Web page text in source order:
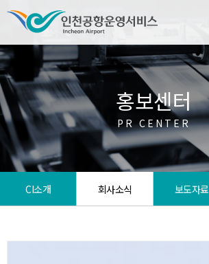
CI소개 회사소식 보도자료
홍보센터
PR CENTER